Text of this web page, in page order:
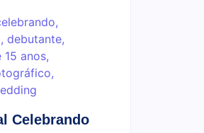
Celebrando